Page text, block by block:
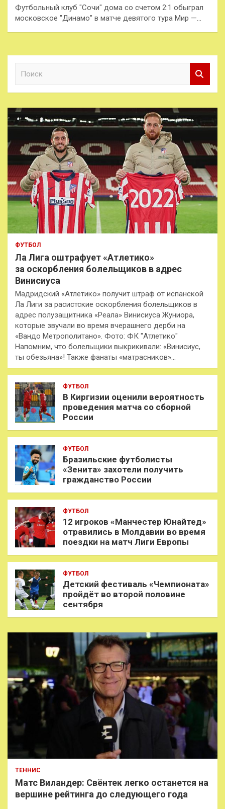
Футбольный клуб "Сочи" дома со счетом 2:1 обыграл
московское "Динамо" в матче девятого тура Мир —…
к
ФУТБОЛ
Ла Лига оштрафует «Атлетико»
за оскорбления болельщиков в адрес
Винисиуса
Мадридский «Атлетико» получит штраф от испанской
Ла Лиги за расистские оскорбления болельщиков в
адрес полузащитника «Реала» Винисиуса Жуниора,
которые звучали во время вчерашнего дерби на
«Вандо Метрополитано». Фото: ФК "Атлетико"
Напомним, что болельщики выкрикивали: «Винисиус,
ты обезьяна»! Также фанаты «матрасников»…
ФУТБОЛ
В Киргизии оценили вероятность
проведения матча со сборной
России
ФУТБОЛ
Бразильские футболисты
«Зенита» захотели получить
гражданство России
ФУТБОЛ
12 игроков «Манчестер Юнайтед»
отравились в Молдавии во время
поездки на матч Лиги Европы
ФУТБОЛ
Детский фестиваль «Чемпионата»
пройдёт во второй половине
сентября
ТЕННИС
Матс Виландер: Свёнтек легко останется на
вершине рейтинга до следующего года